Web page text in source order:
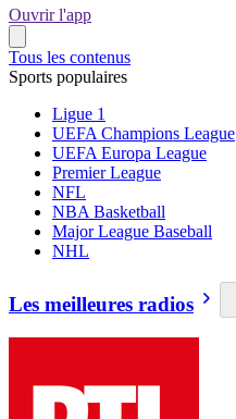
Ouvrir l'app
Tous les contenus
Sports populaires
Ligue 1
UEFA Champions League
UEFA Europa League
Premier League
NFL
NBA Basketball
Major League Baseball
NHL
Les meilleures radios